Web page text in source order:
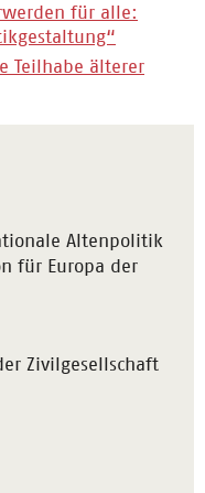
für alle:
Teilhabe älterer
Altenpolitik
für Europa der
Zivilgesellschaft